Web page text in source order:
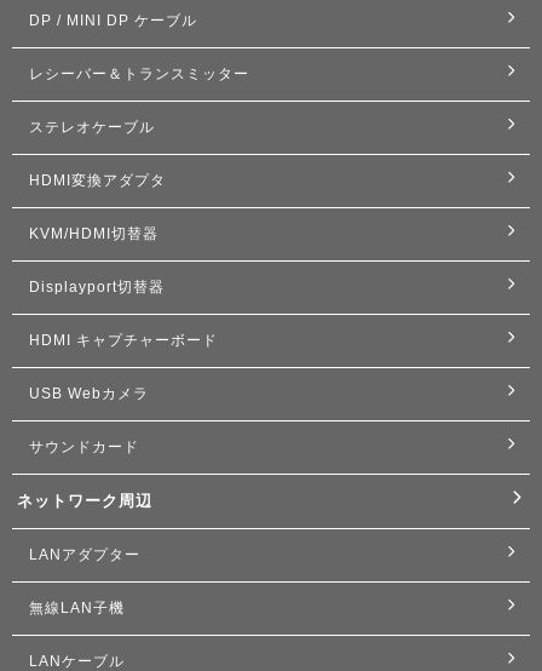
DP / MINI DP ケーブル
レシーバー＆トランスミッター
ステレオケーブル
HDMI変換アダプタ
KVM/HDMI切替器
Displayport切替器
HDMI キャプチャーボード
USB Webカメラ
サウンドカード
ネットワーク周辺
LANアダプター
無線LAN子機
LANケーブル